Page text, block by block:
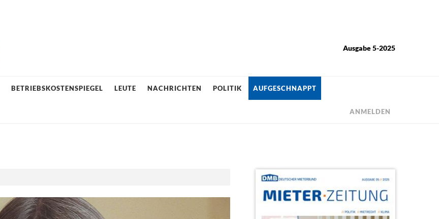
Ausgabe 5-2025
BETRIEBSKOSTENSPIEGEL LEUTE NACHRICHTEN POLITIK AUFGESCHNAPPT
ANMELDEN